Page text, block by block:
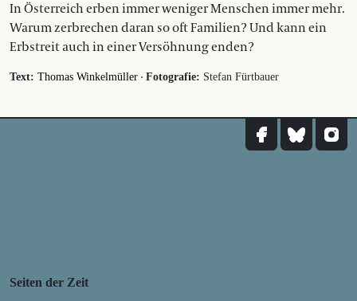
In Österreich erben immer weniger Menschen immer mehr.
Warum zerbrechen daran so oft Familien? Und kann ein
Erbstreit auch in einer Versöhnung enden?
Text: Thomas Winkelmüller · Fotografie: Stefan Fürtbauer
Seiten der Zeit